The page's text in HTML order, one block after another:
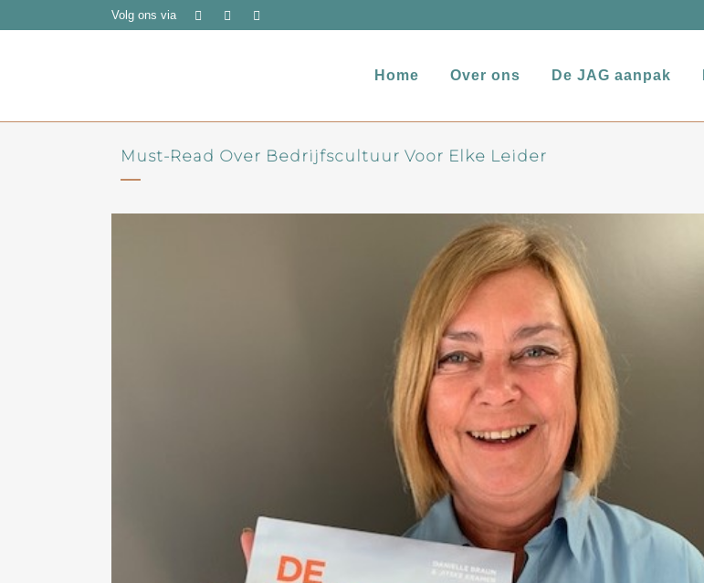
Volg ons via
Home Over ons De JAG aanpak
Must-Read Over Bedrijfscultuur Voor Elke Leider